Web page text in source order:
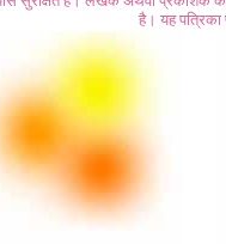
है। यह पत्रिका